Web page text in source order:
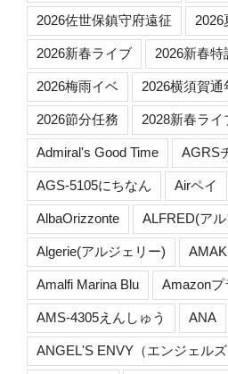
2026佐世保鎮守府遠征 2026
2026新春ライブ 2026新春特
2026梅雨イベ 2026横須賀通
2026節分任務 2028新春ライ
Admiral's Good Time AGRS
AGS-5105にちなん Airペイ
AlbaOrizzonte ALFRED(ア
Algerie(アルジェリー)
Amalfi Marina Blu Amazonプ
AMS-4305えんしゅう ANA
ANGEL'S ENVY（エンジェルズ